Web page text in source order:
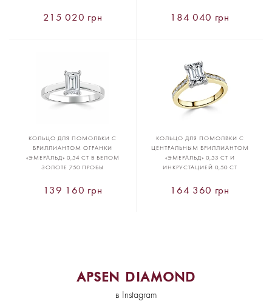
215 020 грн 184 040 грн
КОЛЬЦО ДЛЯ ПОМОЛВКИ С
БРИЛЛИАНТОМ ОГРАНКИ
«ЭМЕРАЛЬД» 0,54 CT В БЕЛОМ
ЗОЛОТЕ 750 ПРОБЫ
139 160 грн
КОЛЬЦО ДЛЯ ПОМОЛВКИ С
ЦЕНТРАЛЬНЫМ БРИЛЛИАНТОМ
«ЭМЕРАЛЬД» 0,53 CT И
ИНКРУСТАЦИЕЙ 0,50 CT
164 360 грн
APSEN DIAMOND
в Instagram